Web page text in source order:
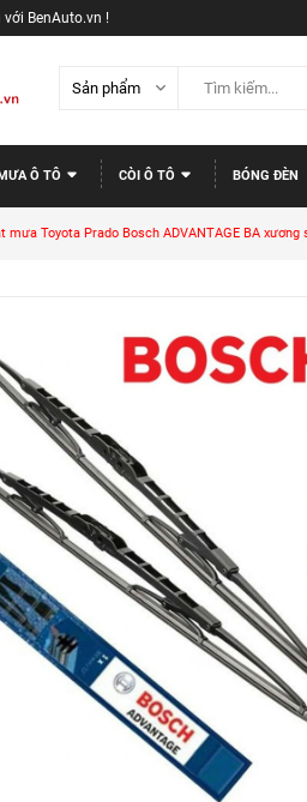
BenAuto.vn !
Ô TÔ CÒI Ô TÔ BÓNG ĐÈN
mưa Toyota Prado Bosch ADVANTAGE BA